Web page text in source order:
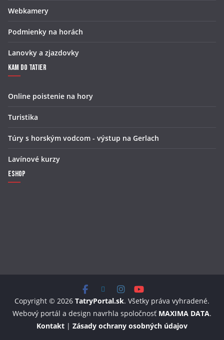
Webkamery
Podmienky na horách
Lanovky a zjazdovky
Kam do Tatier
Online poistenie na hory
Turistika
Túry s horským vodcom - výstup na Gerlach
Lavínové kurzy
Eshop
Copyright © 2026 TatryPortal.sk. Všetky práva vyhradené.
Webový portál a design navrhla spoločnosť MAXIMA DATA.
Kontakt | Zásady ochrany osobných údajov